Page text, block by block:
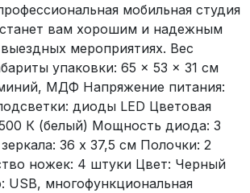
мобильная студия
вам хорошим и надежным
мероприятиях. Вес
упаковки: 65 × 53 × 31 cм
МДФ Напряжение питания:
диоды LED Цветовая
К (белый) Мощность диода: 3
36 х 37,5 см Полочки: 2
ножек: 4 штуки Цвет: Черный
USB, многофункциональная